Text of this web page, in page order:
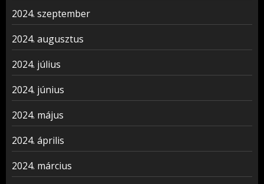
2024. szeptember
2024. augusztus
2024. július
2024. június
2024. május
2024. április
2024. március